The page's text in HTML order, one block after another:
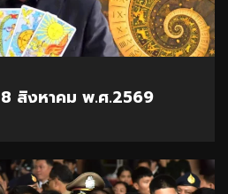
8 สิงหาคม พ.ศ.2569